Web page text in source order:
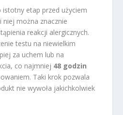
istotny etap przed użyciem
niej można znacznie
reakcji alergicznych.
testu na niewielkim
za uchem lub na
co najmniej 48 godzin
Taki krok pozwala
nie wywoła jakichkolwiek